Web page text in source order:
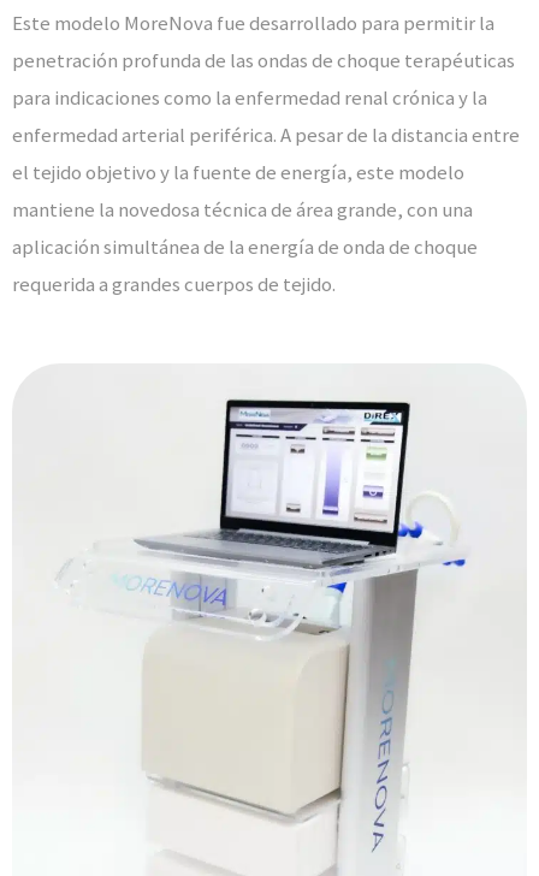
Este modelo MoreNova fue desarrollado para permitir la
penetración profunda de las ondas de choque terapéuticas
para indicaciones como la enfermedad renal crónica y la
enfermedad arterial periférica. A pesar de la distancia entre
el tejido objetivo y la fuente de energía, este modelo
mantiene la novedosa técnica de área grande, con una
aplicación simultánea de la energía de onda de choque
requerida a grandes cuerpos de tejido.